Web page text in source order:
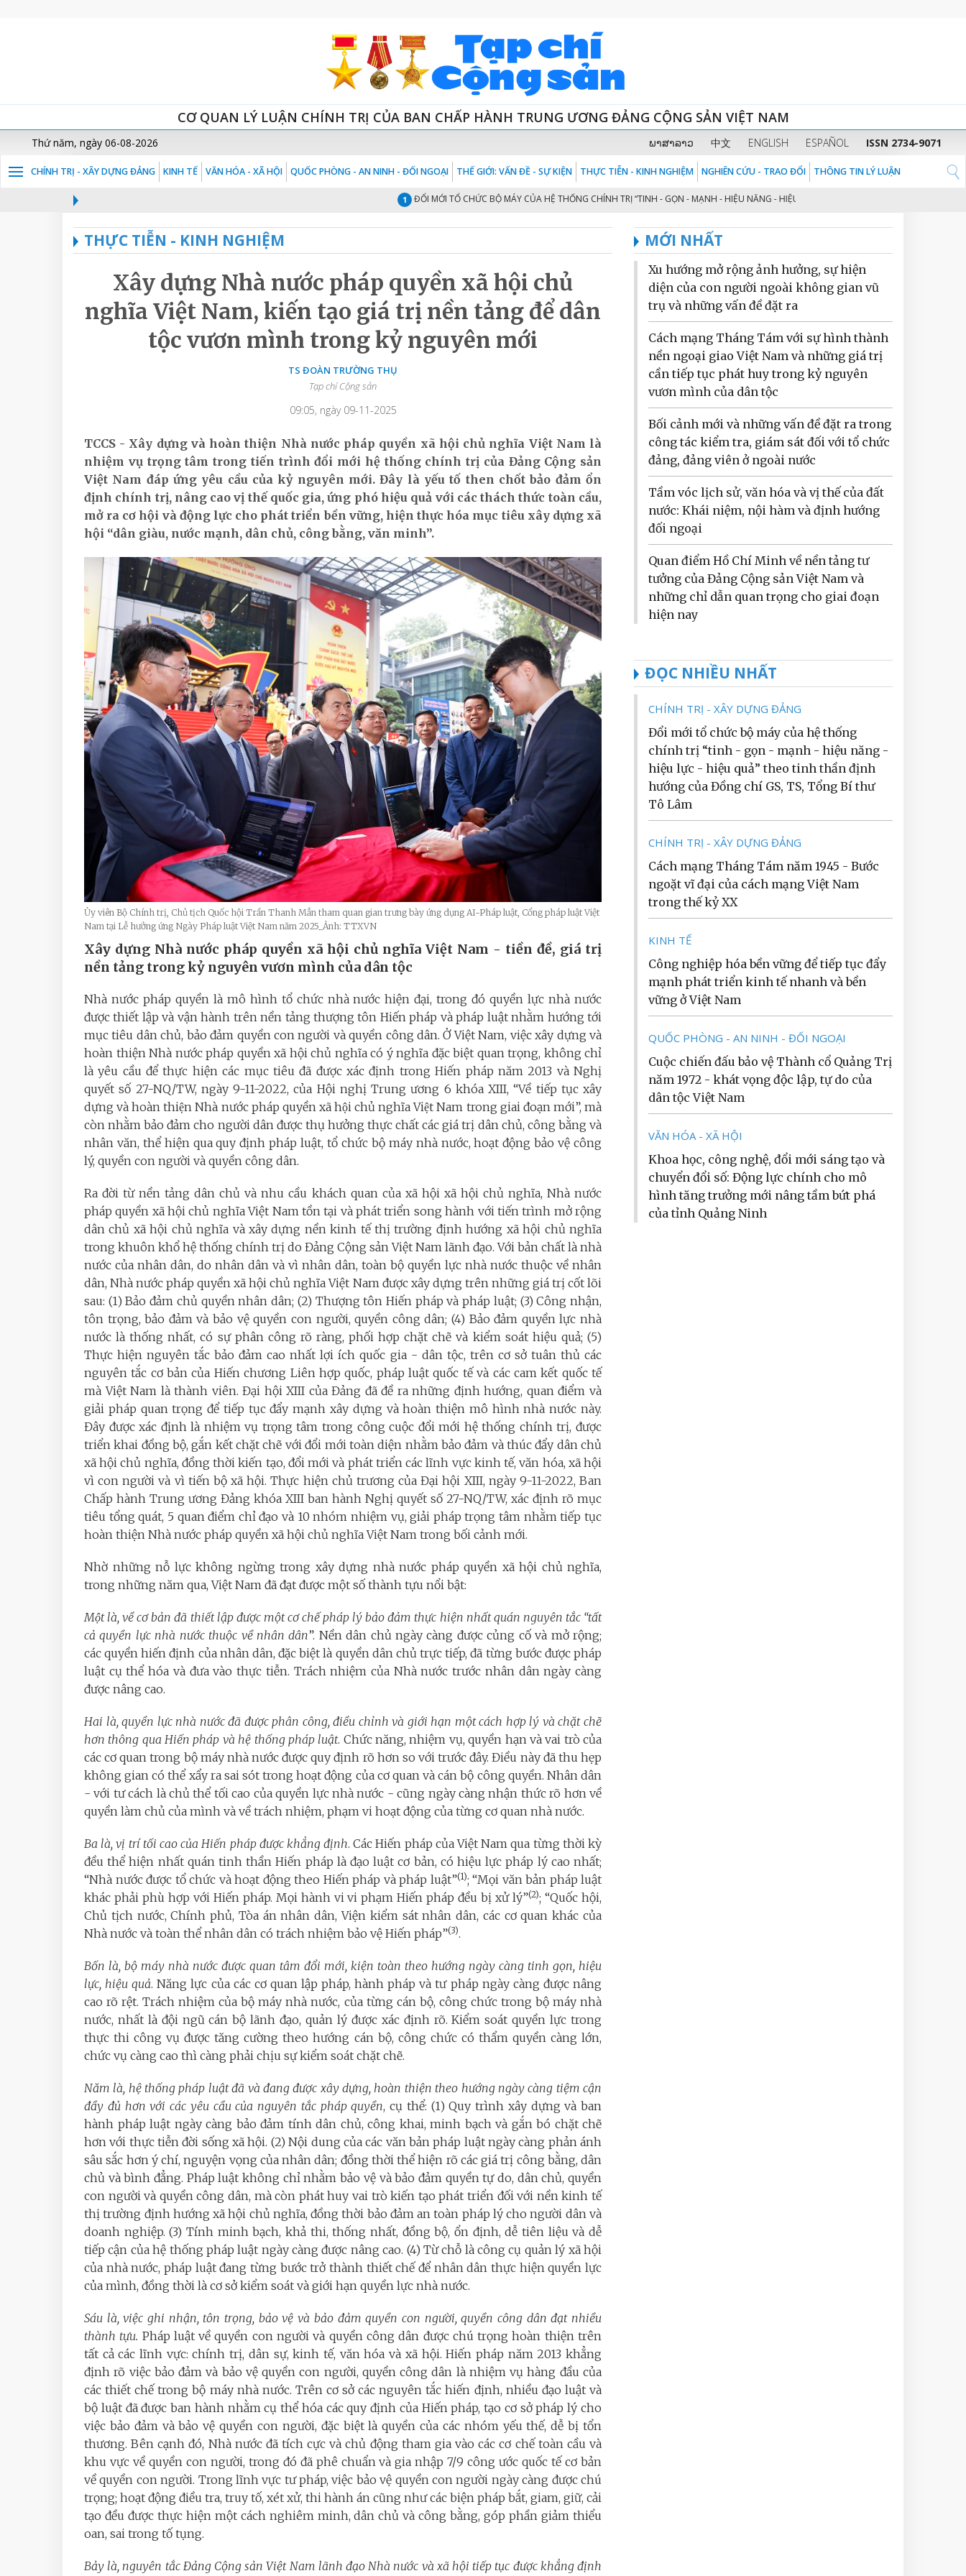
CƠ QUAN LÝ LUẬN CHÍNH TRỊ CỦA BAN CHẤP HÀNH TRUNG ƯƠNG ĐẢNG CỘNG SẢN VIỆT NAM
Thứ năm, ngày 06-08-2026 ພາສາລາວ 中文 ENGLISH ESPAÑOL ISSN 2734-9071
CHÍNH TRỊ - XÂY DỰNG ĐẢNG KINH TẾ VĂN HÓA - XÃ HỘI QUỐC PHÒNG - AN NINH - ĐỐI NGOẠI THẾ GIỚI: VẤN ĐỀ - SỰ KIỆN THỰC TIỄN - KINH NGHIỆM NGHIÊN CỨU - TRAO ĐỔI THÔNG TIN LÝ LUẬN
ĐỔI MỚI TỔ CHỨC BỘ MÁY CỦA HỆ THỐNG CHÍNH TRỊ “TINH - GỌN - MẠNH - HIỆU NĂNG - HIỆU LỰC - HIỆU QUẢ” THEO TINH THẦN ĐỊNH
THỰC TIỄN - KINH NGHIỆM
Xây dựng Nhà nước pháp quyền xã hội chủ
nghĩa Việt Nam, kiến tạo giá trị nền tảng để dân
tộc vươn mình trong kỷ nguyên mới
TS ĐOÀN TRƯỜNG THỤ
Tạp chí Cộng sản
09:05, ngày 09-11-2025
TCCS - Xây dựng và hoàn thiện Nhà nước pháp quyền xã hội chủ nghĩa Việt Nam là
nhiệm vụ trọng tâm trong tiến trình đổi mới hệ thống chính trị của Đảng Cộng sản
Việt Nam đáp ứng yêu cầu của kỷ nguyên mới. Đây là yếu tố then chốt bảo đảm ổn
định chính trị, nâng cao vị thế quốc gia, ứng phó hiệu quả với các thách thức toàn cầu,
mở ra cơ hội và động lực cho phát triển bền vững, hiện thực hóa mục tiêu xây dựng xã
hội “dân giàu, nước mạnh, dân chủ, công bằng, văn minh”.
Ủy viên Bộ Chính trị, Chủ tịch Quốc hội Trần Thanh Mẫn tham quan gian trưng bày ứng dụng AI-Pháp luật, Cổng pháp luật Việt
Nam tại Lễ hưởng ứng Ngày Pháp luật Việt Nam năm 2025_Ảnh: TTXVN
Xây dựng Nhà nước pháp quyền xã hội chủ nghĩa Việt Nam - tiền đề, giá trị
nền tảng trong kỷ nguyên vươn mình của dân tộc
Nhà nước pháp quyền là mô hình tổ chức nhà nước hiện đại, trong đó quyền lực nhà nước
được thiết lập và vận hành trên nền tảng thượng tôn Hiến pháp và pháp luật nhằm hướng tới
mục tiêu dân chủ, bảo đảm quyền con người và quyền công dân. Ở Việt Nam, việc xây dựng và
hoàn thiện Nhà nước pháp quyền xã hội chủ nghĩa có ý nghĩa đặc biệt quan trọng, không chỉ
là yêu cầu để thực hiện các mục tiêu đã được xác định trong Hiến pháp năm 2013 và Nghị
quyết số 27-NQ/TW, ngày 9-11-2022, của Hội nghị Trung ương 6 khóa XIII, “Về tiếp tục xây
dựng và hoàn thiện Nhà nước pháp quyền xã hội chủ nghĩa Việt Nam trong giai đoạn mới”, mà
còn nhằm bảo đảm cho người dân được thụ hưởng thực chất các giá trị dân chủ, công bằng và
nhân văn, thể hiện qua quy định pháp luật, tổ chức bộ máy nhà nước, hoạt động bảo vệ công
lý, quyền con người và quyền công dân.
Ra đời từ nền tảng dân chủ và nhu cầu khách quan của xã hội xã hội chủ nghĩa, Nhà nước
pháp quyền xã hội chủ nghĩa Việt Nam tồn tại và phát triển song hành với tiến trình mở rộng
dân chủ xã hội chủ nghĩa và xây dựng nền kinh tế thị trường định hướng xã hội chủ nghĩa
trong khuôn khổ hệ thống chính trị do Đảng Cộng sản Việt Nam lãnh đạo. Với bản chất là nhà
nước của nhân dân, do nhân dân và vì nhân dân, toàn bộ quyền lực nhà nước thuộc về nhân
dân, Nhà nước pháp quyền xã hội chủ nghĩa Việt Nam được xây dựng trên những giá trị cốt lõi
sau: (1) Bảo đảm chủ quyền nhân dân; (2) Thượng tôn Hiến pháp và pháp luật; (3) Công nhận,
tôn trọng, bảo đảm và bảo vệ quyền con người, quyền công dân; (4) Bảo đảm quyền lực nhà
nước là thống nhất, có sự phân công rõ ràng, phối hợp chặt chẽ và kiểm soát hiệu quả; (5)
Thực hiện nguyên tắc bảo đảm cao nhất lợi ích quốc gia - dân tộc, trên cơ sở tuân thủ các
nguyên tắc cơ bản của Hiến chương Liên hợp quốc, pháp luật quốc tế và các cam kết quốc tế
mà Việt Nam là thành viên. Đại hội XIII của Đảng đã đề ra những định hướng, quan điểm và
giải pháp quan trọng để tiếp tục đẩy mạnh xây dựng và hoàn thiện mô hình nhà nước này.
Đây được xác định là nhiệm vụ trọng tâm trong công cuộc đổi mới hệ thống chính trị, được
triển khai đồng bộ, gắn kết chặt chẽ với đổi mới toàn diện nhằm bảo đảm và thúc đẩy dân chủ
xã hội chủ nghĩa, đồng thời kiến tạo, đổi mới và phát triển các lĩnh vực kinh tế, văn hóa, xã hội
vì con người và vì tiến bộ xã hội. Thực hiện chủ trương của Đại hội XIII, ngày 9-11-2022, Ban
Chấp hành Trung ương Đảng khóa XIII ban hành Nghị quyết số 27-NQ/TW, xác định rõ mục
tiêu tổng quát, 5 quan điểm chỉ đạo và 10 nhóm nhiệm vụ, giải pháp trọng tâm nhằm tiếp tục
hoàn thiện Nhà nước pháp quyền xã hội chủ nghĩa Việt Nam trong bối cảnh mới.
Nhờ những nỗ lực không ngừng trong xây dựng nhà nước pháp quyền xã hội chủ nghĩa,
trong những năm qua, Việt Nam đã đạt được một số thành tựu nổi bật:
Một là, về cơ bản đã thiết lập được một cơ chế pháp lý bảo đảm thực hiện nhất quán nguyên tắc “tất
cả quyền lực nhà nước thuộc về nhân dân”. Nền dân chủ ngày càng được củng cố và mở rộng;
các quyền hiến định của nhân dân, đặc biệt là quyền dân chủ trực tiếp, đã từng bước được pháp
luật cụ thể hóa và đưa vào thực tiễn. Trách nhiệm của Nhà nước trước nhân dân ngày càng
được nâng cao.
Hai là, quyền lực nhà nước đã được phân công, điều chỉnh và giới hạn một cách hợp lý và chặt chẽ
hơn thông qua Hiến pháp và hệ thống pháp luật. Chức năng, nhiệm vụ, quyền hạn và vai trò của
các cơ quan trong bộ máy nhà nước được quy định rõ hơn so với trước đây. Điều này đã thu hẹp
không gian có thể xẩy ra sai sót trong hoạt động của cơ quan và cán bộ công quyền. Nhân dân
- với tư cách là chủ thể tối cao của quyền lực nhà nước - cũng ngày càng nhận thức rõ hơn về
quyền làm chủ của mình và về trách nhiệm, phạm vi hoạt động của từng cơ quan nhà nước.
Ba là, vị trí tối cao của Hiến pháp được khẳng định. Các Hiến pháp của Việt Nam qua từng thời kỳ
đều thể hiện nhất quán tinh thần Hiến pháp là đạo luật cơ bản, có hiệu lực pháp lý cao nhất;
“Nhà nước được tổ chức và hoạt động theo Hiến pháp và pháp luật”(1); “Mọi văn bản pháp luật
khác phải phù hợp với Hiến pháp. Mọi hành vi vi phạm Hiến pháp đều bị xử lý”(2); “Quốc hội,
Chủ tịch nước, Chính phủ, Tòa án nhân dân, Viện kiểm sát nhân dân, các cơ quan khác của
Nhà nước và toàn thể nhân dân có trách nhiệm bảo vệ Hiến pháp”(3).
Bốn là, bộ máy nhà nước được quan tâm đổi mới, kiện toàn theo hướng ngày càng tinh gọn, hiệu
lực, hiệu quả. Năng lực của các cơ quan lập pháp, hành pháp và tư pháp ngày càng được nâng
cao rõ rệt. Trách nhiệm của bộ máy nhà nước, của từng cán bộ, công chức trong bộ máy nhà
nước, nhất là đội ngũ cán bộ lãnh đạo, quản lý được xác định rõ. Kiểm soát quyền lực trong
thực thi công vụ được tăng cường theo hướng cán bộ, công chức có thẩm quyền càng lớn,
chức vụ càng cao thì càng phải chịu sự kiểm soát chặt chẽ.
Năm là, hệ thống pháp luật đã và đang được xây dựng, hoàn thiện theo hướng ngày càng tiệm cận
đầy đủ hơn với các yêu cầu của nguyên tắc pháp quyền, cụ thể: (1) Quy trình xây dựng và ban
hành pháp luật ngày càng bảo đảm tính dân chủ, công khai, minh bạch và gắn bó chặt chẽ
hơn với thực tiễn đời sống xã hội. (2) Nội dung của các văn bản pháp luật ngày càng phản ánh
sâu sắc hơn ý chí, nguyện vọng của nhân dân; đồng thời thể hiện rõ các giá trị công bằng, dân
chủ và bình đẳng. Pháp luật không chỉ nhằm bảo vệ và bảo đảm quyền tự do, dân chủ, quyền
con người và quyền công dân, mà còn phát huy vai trò kiến tạo phát triển đối với nền kinh tế
thị trường định hướng xã hội chủ nghĩa, đồng thời bảo đảm an toàn pháp lý cho người dân và
doanh nghiệp. (3) Tính minh bạch, khả thi, thống nhất, đồng bộ, ổn định, dễ tiên liệu và dễ
tiếp cận của hệ thống pháp luật ngày càng được nâng cao. (4) Từ chỗ là công cụ quản lý xã hội
của nhà nước, pháp luật đang từng bước trở thành thiết chế để nhân dân thực hiện quyền lực
của mình, đồng thời là cơ sở kiểm soát và giới hạn quyền lực nhà nước.
Sáu là, việc ghi nhận, tôn trọng, bảo vệ và bảo đảm quyền con người, quyền công dân đạt nhiều
thành tựu. Pháp luật về quyền con người và quyền công dân được chú trọng hoàn thiện trên
tất cả các lĩnh vực: chính trị, dân sự, kinh tế, văn hóa và xã hội. Hiến pháp năm 2013 khẳng
định rõ việc bảo đảm và bảo vệ quyền con người, quyền công dân là nhiệm vụ hàng đầu của
các thiết chế trong bộ máy nhà nước. Trên cơ sở các nguyên tắc hiến định, nhiều đạo luật và
bộ luật đã được ban hành nhằm cụ thể hóa các quy định của Hiến pháp, tạo cơ sở pháp lý cho
việc bảo đảm và bảo vệ quyền con người, đặc biệt là quyền của các nhóm yếu thế, dễ bị tổn
thương. Bên cạnh đó, Nhà nước đã tích cực và chủ động tham gia vào các cơ chế toàn cầu và
khu vực về quyền con người, trong đó đã phê chuẩn và gia nhập 7/9 công ước quốc tế cơ bản
về quyền con người. Trong lĩnh vực tư pháp, việc bảo vệ quyền con người ngày càng được chú
trọng; hoạt động điều tra, truy tố, xét xử, thi hành án cũng như các biện pháp bắt, giam, giữ, cải
tạo đều được thực hiện một cách nghiêm minh, dân chủ và công bằng, góp phần giảm thiểu
oan, sai trong tố tụng.
Bảy là, nguyên tắc Đảng Cộng sản Việt Nam lãnh đạo Nhà nước và xã hội tiếp tục được khẳng định
MỚI NHẤT
Xu hướng mở rộng ảnh hưởng, sự hiện
diện của con người ngoài không gian vũ
trụ và những vấn đề đặt ra
Cách mạng Tháng Tám với sự hình thành
nền ngoại giao Việt Nam và những giá trị
cần tiếp tục phát huy trong kỷ nguyên
vươn mình của dân tộc
Bối cảnh mới và những vấn đề đặt ra trong
công tác kiểm tra, giám sát đối với tổ chức
đảng, đảng viên ở ngoài nước
Tầm vóc lịch sử, văn hóa và vị thế của đất
nước: Khái niệm, nội hàm và định hướng
đối ngoại
Quan điểm Hồ Chí Minh về nền tảng tư
tưởng của Đảng Cộng sản Việt Nam và
những chỉ dẫn quan trọng cho giai đoạn
hiện nay
ĐỌC NHIỀU NHẤT
CHÍNH TRỊ - XÂY DỰNG ĐẢNG
Đổi mới tổ chức bộ máy của hệ thống
chính trị “tinh - gọn - mạnh - hiệu năng -
hiệu lực - hiệu quả” theo tinh thần định
hướng của Đồng chí GS, TS, Tổng Bí thư
Tô Lâm
CHÍNH TRỊ - XÂY DỰNG ĐẢNG
Cách mạng Tháng Tám năm 1945 - Bước
ngoặt vĩ đại của cách mạng Việt Nam
trong thế kỷ XX
KINH TẾ
Công nghiệp hóa bền vững để tiếp tục đẩy
mạnh phát triển kinh tế nhanh và bền
vững ở Việt Nam
QUỐC PHÒNG - AN NINH - ĐỐI NGOẠI
Cuộc chiến đấu bảo vệ Thành cổ Quảng Trị
năm 1972 - khát vọng độc lập, tự do của
dân tộc Việt Nam
VĂN HÓA - XÃ HỘI
Khoa học, công nghệ, đổi mới sáng tạo và
chuyển đổi số: Động lực chính cho mô
hình tăng trưởng mới nâng tầm bứt phá
của tỉnh Quảng Ninh